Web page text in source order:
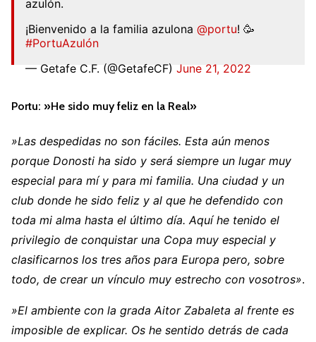
azulón.
¡Bienvenido a la familia azulona @portu! 🥳
#PortuAzulón
— Getafe C.F. (@GetafeCF) June 21, 2022
Portu: »He sido muy feliz en la Real»
»Las despedidas no son fáciles. Esta aún menos
porque Donosti ha sido y será siempre un lugar muy
especial para mí y para mi familia. Una ciudad y un
club donde he sido feliz y al que he defendido con
toda mi alma hasta el último día. Aquí he tenido el
privilegio de conquistar una Copa muy especial y
clasificarnos los tres años para Europa pero, sobre
todo, de crear un vínculo muy estrecho con vosotros».
»El ambiente con la grada Aitor Zabaleta al frente es
imposible de explicar. Os he sentido detrás de cada